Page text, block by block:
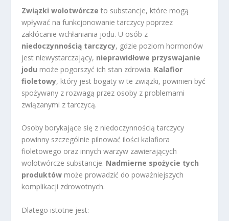
Związki wolotwórcze to substancje, które mogą
wpływać na funkcjonowanie tarczycy poprzez
zakłócanie wchłaniania jodu. U osób z
niedoczynnością tarczycy, gdzie poziom hormonów
jest niewystarczający, nieprawidłowe przyswajanie
jodu może pogorszyć ich stan zdrowia. Kalafior
fioletowy, który jest bogaty w te związki, powinien być
spożywany z rozwagą przez osoby z problemami
związanymi z tarczycą.
Osoby borykające się z niedoczynnością tarczycy
powinny szczególnie pilnować ilości kalafiora
fioletowego oraz innych warzyw zawierających
wolotwórcze substancje. Nadmierne spożycie tych
produktów może prowadzić do poważniejszych
komplikacji zdrowotnych.
Dlatego istotne jest: